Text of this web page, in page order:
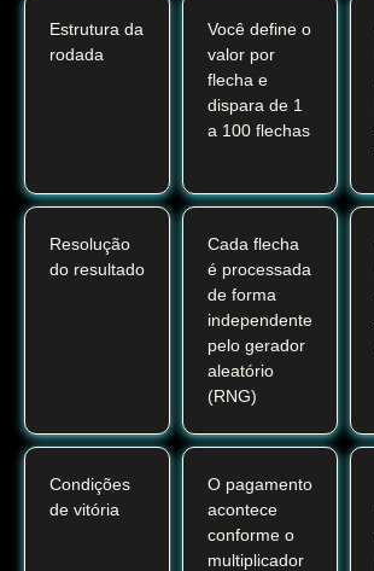
Estrutura da
rodada
Você define o
valor por
flecha e
dispara de 1
a 100 flechas
Resolução
do resultado
Cada flecha
é processada
de forma
independente
pelo gerador
aleatório
(RNG)
Condições
de vitória
O pagamento
acontece
conforme o
multiplicador